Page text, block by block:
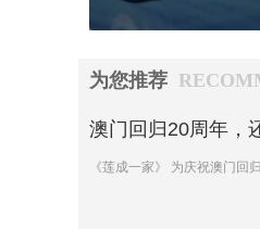
为您推荐
澳门回归20周年，
《莲成一家》 为庆祝澳门